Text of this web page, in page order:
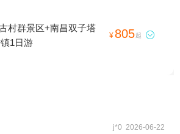
村群景区+南昌双子塔
1日游
¥ 805起 
j*0 2026-06-22